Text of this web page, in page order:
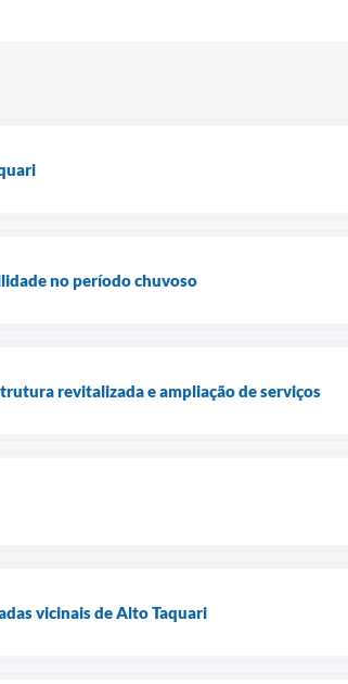
no período chuvoso
revitalizada e ampliação de serviços
vicinais de Alto Taquari